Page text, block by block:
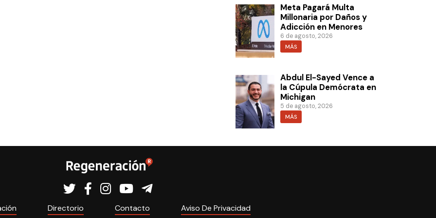
Meta Pagará Multa
Millonaria por Daños y
Adicción en Menores
6 de agosto, 2026
MÁS
Abdul El-Sayed Vence a
la Cúpula Demócrata en
Michigan
5 de agosto, 2026
MÁS
Directorio Contacto Aviso De Privacidad